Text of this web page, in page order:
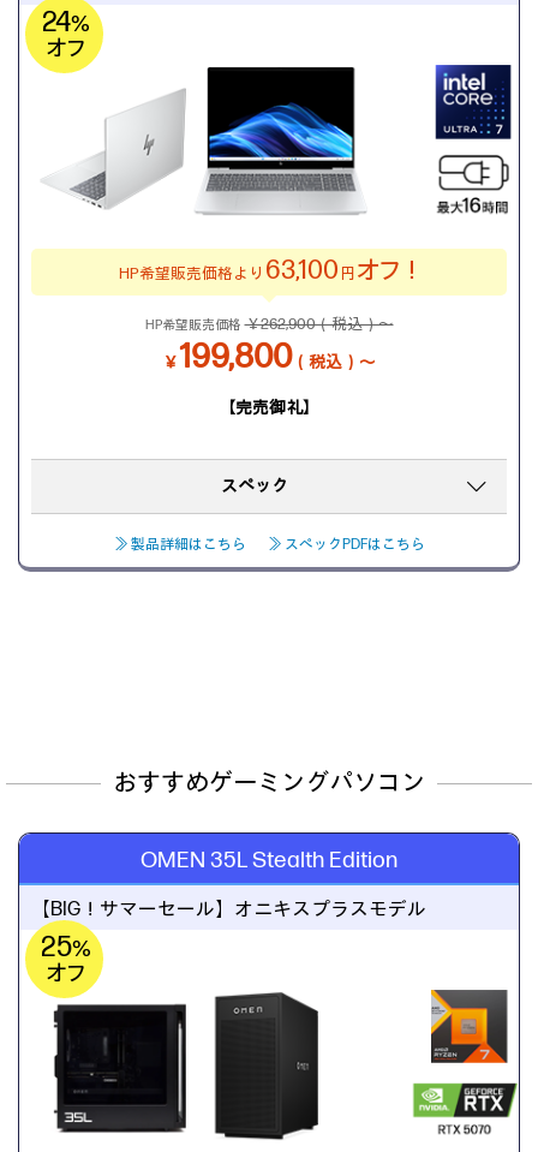
24%
オフ
HP希望販売価格より63,100円 オフ！
HP希望販売価格 ￥262,900（税込）～
￥199,800（税込）～
【完売御礼】
スペック
≫ 製品詳細はこちら ≫ スペックPDFはこちら
おすすめゲーミングパソコン
OMEN 35L Stealth Edition
【BIG！サマーセール】 オニキスプラスモデル
25%
オフ